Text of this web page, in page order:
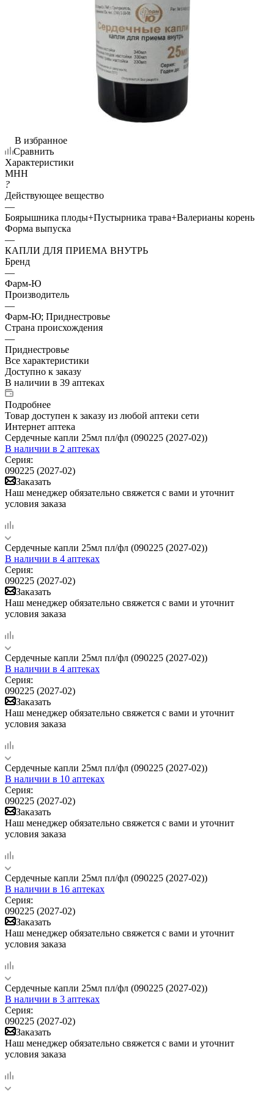
В избранное
Сравнить
Характеристики
МНН
?
Действующее вещество
—
Боярышника плоды+Пустырника трава+Валерианы корень
Форма выпуска
—
КАПЛИ ДЛЯ ПРИЕМА ВНУТРЬ
Бренд
—
Фарм-Ю
Производитель
—
Фарм-Ю; Приднестровье
Страна происхождения
—
Приднестровье
Все характеристики
Доступно к заказу
В наличии в 39 аптеках
Подробнее
Товар доступен к заказу из любой аптеки сети
Интернет аптека
Сердечные капли 25мл пл/фл (090225 (2027-02))
В наличии в 2 аптеках
Серия:
090225 (2027-02)
Заказать
Наш менеджер обязательно свяжется с вами и уточнит
условия заказа
Сердечные капли 25мл пл/фл (090225 (2027-02))
В наличии в 4 аптеках
Серия:
090225 (2027-02)
Заказать
Наш менеджер обязательно свяжется с вами и уточнит
условия заказа
Сердечные капли 25мл пл/фл (090225 (2027-02))
В наличии в 4 аптеках
Серия:
090225 (2027-02)
Заказать
Наш менеджер обязательно свяжется с вами и уточнит
условия заказа
Сердечные капли 25мл пл/фл (090225 (2027-02))
В наличии в 10 аптеках
Серия:
090225 (2027-02)
Заказать
Наш менеджер обязательно свяжется с вами и уточнит
условия заказа
Сердечные капли 25мл пл/фл (090225 (2027-02))
В наличии в 16 аптеках
Серия:
090225 (2027-02)
Заказать
Наш менеджер обязательно свяжется с вами и уточнит
условия заказа
Сердечные капли 25мл пл/фл (090225 (2027-02))
В наличии в 3 аптеках
Серия:
090225 (2027-02)
Заказать
Наш менеджер обязательно свяжется с вами и уточнит
условия заказа